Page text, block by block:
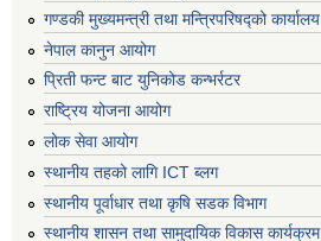
गण्डकी मुख्यमन्त्री तथा मन्त्रिपरिषद्को कार्यालय
नेपाल कानुन आयोग
प्रिती फन्ट बाट युनिकोड कन्भर्रटर
राष्ट्रिय योजना आयोग
लोक सेवा आयोग
स्थानीय तहको लागि ICT ब्लग
स्थानीय पूर्वाधार तथा कृषि सडक विभाग
स्थानीय शासन तथा सामुदायिक विकास कार्यक्रम